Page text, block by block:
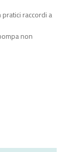
raccordi a
non